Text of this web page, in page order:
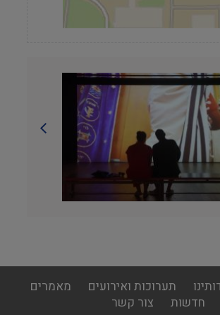
תערוכות ואירועים
מאמרים
חדשות
צור קשר